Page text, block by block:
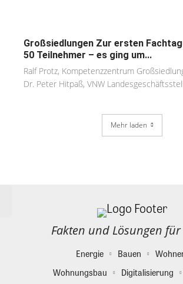
Großsiedlungen Zur ersten
50 Teilnehmer – es ging um...
Ralf Protz, Kompetenzzentrum
Dr. Peter Hitpaß, VNW
Mehr laden
Fakten und Lösungen
Energie Bauen
Wohnungsbau
Digitalisierung